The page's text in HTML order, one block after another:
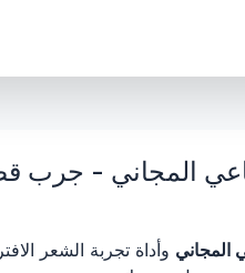
المجاني - جرب
المجاني وأداة تجربة الشعر